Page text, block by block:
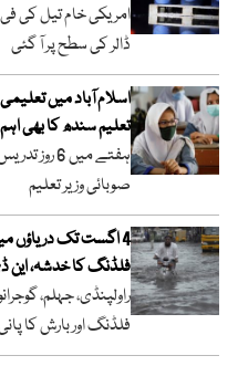
ڈالر کی سطح پر آ گئی
اسلام آباد میں
تعلیم سندھ کا بھی
ہفتے میں
صوبائی وزیر تعلیم
4 اگست تک دریاؤں
فلڈنگ کا خدشہ، این
راولپنڈی، جہلم،
فلڈنگ اور بارش کا